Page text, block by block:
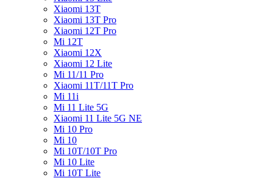
Xiaomi 13T
Xiaomi 13T Pro
Xiaomi 12T Pro
Mi 12T
Xiaomi 12X
Xiaomi 12 Lite
Mi 11/11 Pro
Xiaomi 11T/11T Pro
Mi 11i
Mi 11 Lite 5G
Xiaomi 11 Lite 5G NE
Mi 10 Pro
Mi 10
Mi 10T/10T Pro
Mi 10 Lite
Mi 10T Lite